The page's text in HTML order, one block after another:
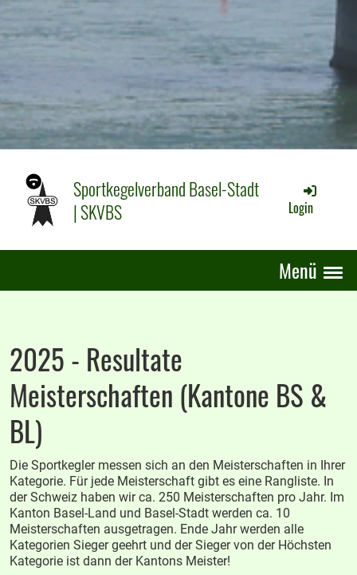
Sportkegelverband Basel-Stadt
| SKVBS
Login
Menü
2025 - Resultate
Meisterschaften (Kantone BS &
BL)
Die Sportkegler messen sich an den Meisterschaften in Ihrer
Kategorie. Für jede Meisterschaft gibt es eine Rangliste. In
der Schweiz haben wir ca. 250 Meisterschaften pro Jahr. Im
Kanton Basel-Land und Basel-Stadt werden ca. 10
Meisterschaften ausgetragen. Ende Jahr werden alle
Kategorien Sieger geehrt und der Sieger von der Höchsten
Kategorie ist dann der Kantons Meister!